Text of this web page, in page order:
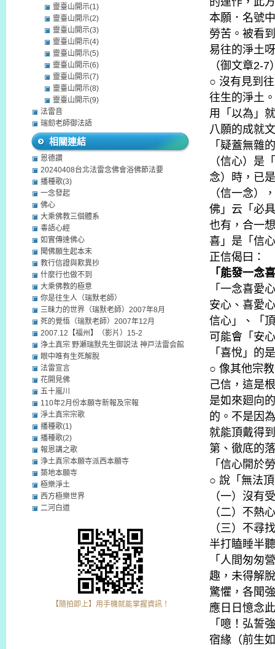
本願．名號
勞苦。被看
易往的淨土
（御文章2-7
○ 沒有見到
往生的淨土
用「以為」
八願的成就
「疑蓋無雜
（信心）是
念）時，已
（信一念）
佛」云「必
也有，合一
喜」是「信
正信偈曰：
「能發一念
「一念喜愛
安心、喜愛
信心」、「
可能會「安
「喜悅」的
○ 像其他宗
己信，這是
是如來廻向
的。不是因
就能頂戴得
第、徹底的
「信心開於
○ 說「無法
（一）沒有
（二）不熱
（三）不尋
半打瞌睡半
「人間匆匆
趣，未得解
驚懼，各聞
應日日憶念
「噫！弘誓
宿緣（前生
靈臺山開示(1)
靈臺山開示(2)
靈臺山開示(3)
靈臺山開示(4)
靈臺山開示(5)
靈臺山開示(6)
靈臺山開示(7)
靈臺山開示(8)
靈臺山開示(9)
法雷音
瑞劎老師御法語
相關連結
恩德讚
20240408台北法雷念佛會浴佛節法要
播種歌(3)
一念發起
佛心
大乘佛教三個體系
毒語心經
如實傳達佛心
聞佛願生起本末
教行信證與歎異抄
什麼行也做不到
大乘佛教的極意
你是往生人（瑞默老師）
三昧力的世界（瑞默老師）2007年8月
死的覺悟（瑞默老師）2007年12月
2007.12【福州】（影片）15-2
浄土真宗 野瀬瑞默先生御説法 神戸法雷会館
眼中唯有生死解脫
法雷宣言
花開見佛
五十嵐川
110年2月份本願寺新報及宗報
淨土真宗宗歌
播種歌(1)
播種歌(2)
報恩講之歌
浄土真宗本願寺派西本願寺
築地本願寺
極樂淨土
西方極樂世界
二河白道
【隨拍即上】用手機就能掌握資訊！